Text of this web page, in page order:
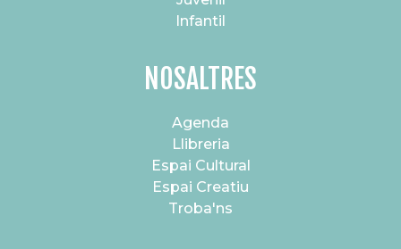
Infantil
NOSALTRES
Agenda
Llibreria
Espai Cultural
Espai Creatiu
Troba'ns